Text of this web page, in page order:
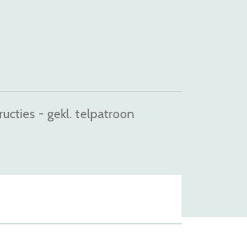
- gekl. telpatroon